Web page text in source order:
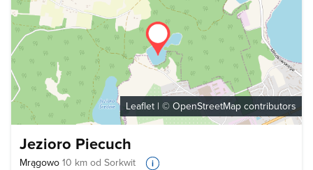
Leaflet | © OpenStreetMap contributors
Jezioro Piecuch
Mrągowo 10 km od Sorkwit